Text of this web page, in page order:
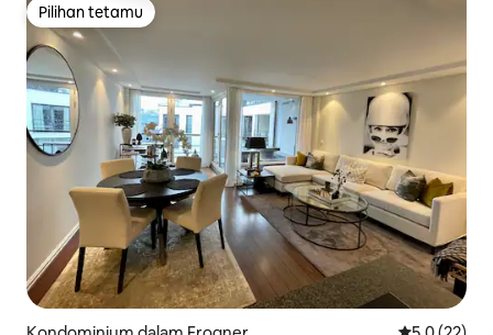
Pilihan tetamu
Pilihan tetamu